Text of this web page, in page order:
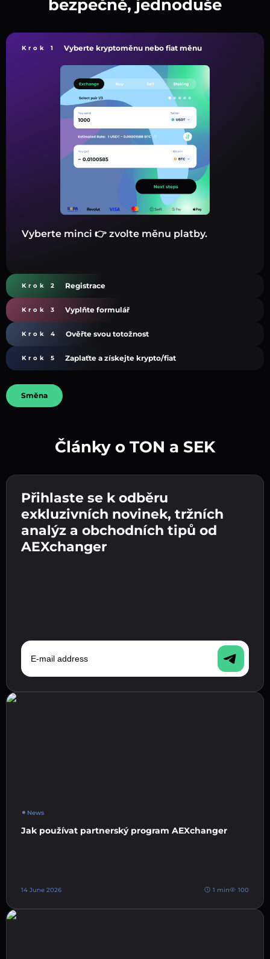
bezpečně, jednoduše
Krok 1 Vyberte kryptoměnu nebo fiat měnu
Vyberte minci 👉 zvolte měnu platby.
Krok 2 Registrace
Krok 3 Vyplňte formulář
Zadejte adresu své kryptopeněženky 👉
pokračujte k dalšímu kroku.
Krok 4 Ověřte svou totožnost
Potvrďte svou totožnost 👉 pokračujte k
poslednímu kroku.
Krok 5 Zaplaťte a získejte krypto/fiat
Odešlete vklad 👉 obdržíte kryptoměnu nebo
fiat měnu ve své peněžence.
Směna
Články o TON a SEK
Přihlaste se k odběru
exkluzivních novinek, tržních
analýz a obchodních tipů od
AEXchanger
E-mail address
News
Jak používat partnerský program AEXchanger
14 June 2026 1 min 100